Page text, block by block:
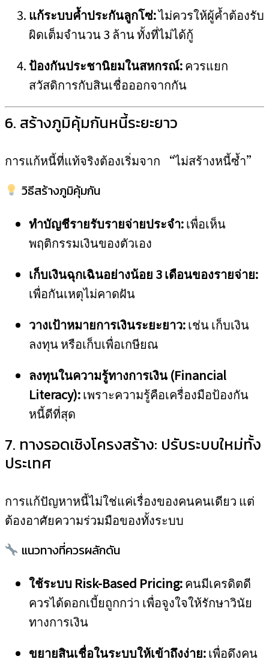
แก้ระบบค้ำประกันลูกโซ่:ไม่ควรให้ผู้ค้ำต้องรับ
ผิดเต็มจำนวน 3 ล้าน ทั้งที่ไม่ได้กู้
ป้องกันประชานิยมในสหกรณ์:ควรแยก
สวัสดิการกับสินเชื่อออกจากกัน
6. สร้างภูมิคุ้มกันหนี้ระยะยาว
การแก้หนี้ที่แท้จริงต้องเริ่มจาก “ไม่สร้างหนี้ซ้ำ”
วิธีสร้างภูมิคุ้มกัน
ทำบัญชีรายรับรายจ่ายประจำ:เพื่อเห็น
พฤติกรรมเงินของตัวเอง
เก็บเงินฉุกเฉินอย่างน้อย 3 เดือนของรายจ่าย:
เพื่อกันเหตุไม่คาดฝัน
วางเป้าหมายการเงินระยะยาว:เช่น เก็บเงิน
ลงทุน หรือเก็บเพื่อเกษียณ
ลงทุนในความรู้ทางการเงิน (Financial
Literacy):เพราะความรู้คือเครื่องมือป้องกัน
หนี้ดีที่สุด
7. ทางรอดเชิงโครงสร้าง: ปรับระบบใหม่ทั้ง
ประเทศ
การแก้ปัญหาหนี้ไม่ใช่แค่เรื่องของคนคนเดียว แต่
ต้องอาศัยความร่วมมือของทั้งระบบ
แนวทางที่ควรผลักดัน
ใช้ระบบ Risk-Based Pricing:คนมีเครดิตดี
ควรได้ดอกเบี้ยถูกกว่า เพื่อจูงใจให้รักษาวินัย
ทางการเงิน
ขยายสินเชื่อในระบบให้เข้าถึงง่าย:เพื่อดึงคน